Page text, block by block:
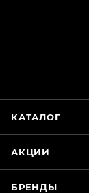
КАТАЛОГ
АКЦИИ
БРЕНДЫ